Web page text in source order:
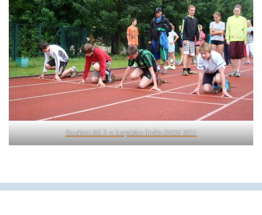
Studenti SG 7. v krajském finále OVOV 2011